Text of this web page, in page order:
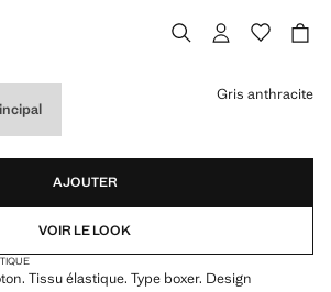
Gris anthracite
AJOUTER
VOIR LE LOOK
Tissu élastique. Type boxer. Design